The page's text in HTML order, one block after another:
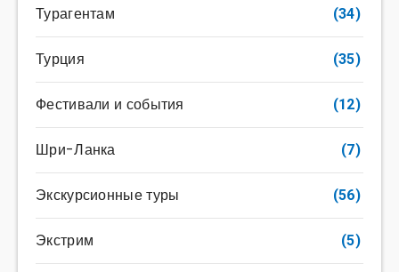
Турагентам (34)
Турция (35)
Фестивали и события (12)
Шри-Ланка (7)
Экскурсионные туры (56)
Экстрим (5)